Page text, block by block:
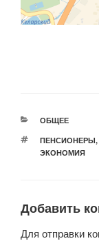
РУБРИКИ
ОБЩЕЕ
МЕТКИ
ПЕНСИОНЕРЫ,
ЭКОНОМИЯ
Добавить
Для отправки